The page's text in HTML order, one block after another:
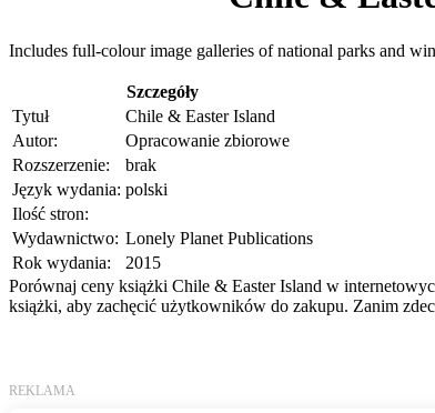
Includes full-colour image galleries of national parks and
Szczegóły
Tytuł
Chile & Easter Island
Autor:
Opracowanie zbiorowe
Rozszerzenie:
brak
Język wydania: polski
Ilość stron:
Wydawnictwo: Lonely Planet Publications
Rok wydania:
2015
Porównaj ceny książki Chile & Easter Island w
książki, aby zachęcić użytkowników do zakupu. Zanim